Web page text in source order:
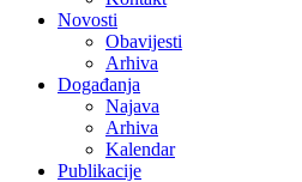
Novosti
Obavijesti
Arhiva
Događanja
Najava
Arhiva
Kalendar
Publikacije